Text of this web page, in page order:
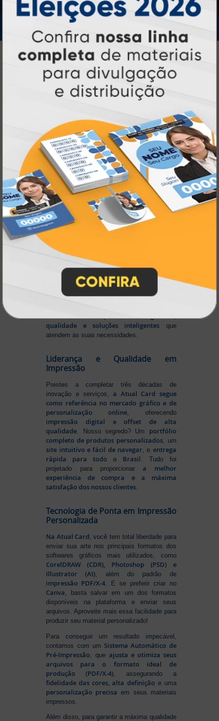
IMPRA INDUSTRIA GRAFICA LTDA | CNPJ: 28.045.354/0002-52
Atual Card © 2026. Todos os direitos reservados.
Atual Card: A Gráfica Pioneira em
Personalização Online
Atual Card é referência em impressão
ampla variedade de produtos e soluções para
atender profissionais autônomos, empresas e
revendedores gráficos. Comquase três
décadas de experiência, somos pioneiros no
segmento deimpressão sob demanda,
investindo continuamente emtecnologia,
inovação e personalização
para entregar
qualidade, agilidade e a melhor
experiênciaaos nossos clientes.
Pioneirismo e Inovação em
Impressão personalizada
Muito antes de termos como
impressão sob demanda e web to print
popularizarem, a
transformando o mercado gráfico
Nascemos digitais e seguimos
inovando
continuamente, investindo em
de pontapara garantir a melhor experiência
online. Tudo isso para ofereceragilidade,
qualidade e soluções inteligentes que
atendem às suas necessidades.
Liderança e Qualidade em
Impressão
Prestes a completar três décadas de
inovação e serviços,a Atual Card segue
como referência no mercado gráfico e de
personalização online, oferecendo
impressão digital e offset de alta
qualidade. Nosso segredo? Um portfólio
completo de produtos personalizados, um
site intuitivo e fácil de navegar, e entrega
rápida para todo o Brasil. Tudo foi
projetado para proporcionara melhor
experiência de compra e a máxima
satisfação dos nossos clientes.
Tecnologia de Ponta em Impressão
Personalizada
Na Atual Card , você tem total liberdade para
enviar sua arte nos principais formatos dos
softwares gráficos mais utilizados, como
CorelDRAW (CDR), Photoshop (PSD) e
Illustrator (AI) , além do padrão de
impressão PDF/X-4 . E se preferir criar no
Canva , basta salvar em um dos formatos
disponíveis na plataforma e enviar seus
arquivos. Aproveite mais essa facilidade para
produzir seu material personalizado!
Para conseguir um resultado impecável,
contamos com um Sistema Automático de
Pré-Impressão , queajusta e otimiza seus
arquivos para o formato ideal de
produção (PDF/X-4) , assegurando a
fidelidade das cores, alta definição e uma
personalização precisa em seus materiais
impressos.
Além disso, para garantir a máxima qualidade